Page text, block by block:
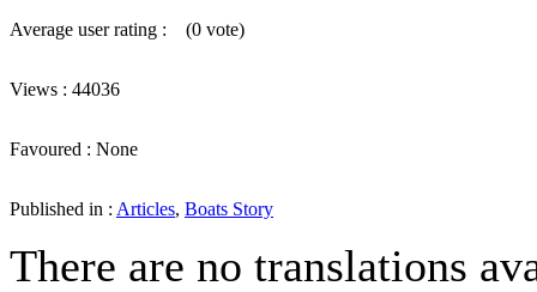
Average user rating : (0 vote)
Views : 44036
Favoured : None
Published in : Articles, Boats Story
There are no translations